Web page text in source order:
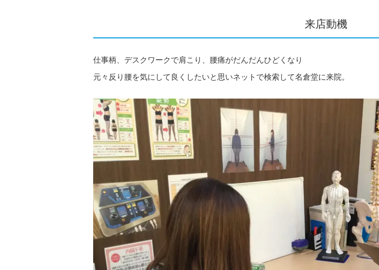
来店動機
仕事柄、デスクワークで肩こり、腰痛がだんだんひどくなり
元々反り腰を気にして良くしたいと思いネットで検索して名倉堂に来院。